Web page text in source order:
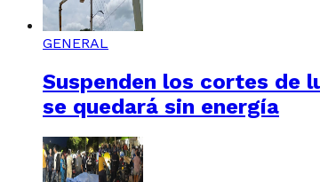
GENERAL
Suspenden los cortes de
se quedará sin energía